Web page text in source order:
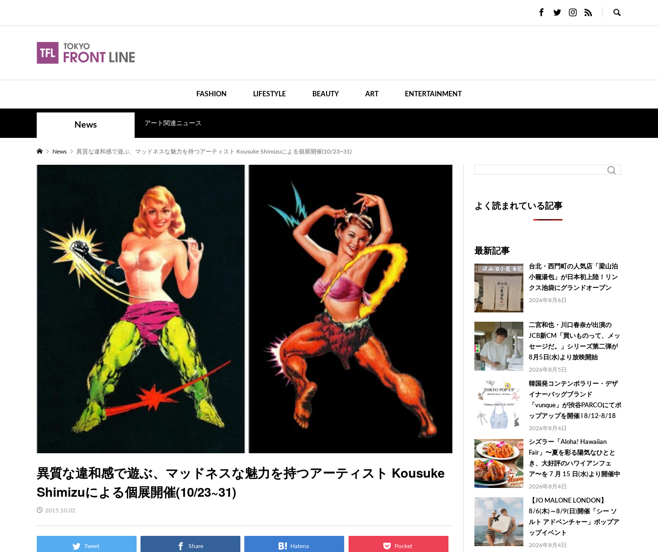
FASHION LIFESTYLE BEAUTY ART ENTERTAINMENT
News アート関連ニュース
News 異質な違和感で遊ぶ、マッドネスな魅力を持つアーティスト Kousuke Shimizuによる個展開催(10/23~31)
異質な違和感で遊ぶ、マッドネスな魅力を持つアーティスト Kousuke
Shimizuによる個展開催(10/23~31)
2015.10.02
Tweet Share Hatena Pocket
よく読まれている記事
最新記事
台北・西門町の人気店「梁山泊
小籠湯包」が日本初上陸！リン
クス池袋にグランドオープン
2026年8月6日
二宮和也・川口春奈が出演の
JCB新CM「買いものって、メッ
セージだ。」シリーズ第二弾が
8月5日(水)より放映開始
2026年8月5日
韓国発コンテンポラリー・デザ
イナーバッグブランド
「vunque」が渋谷PARCOにてポ
ップアップを開催 l 8/12-8/18
2026年8月4日
シズラー「Aloha! Hawaiian
Fair」〜夏を彩る陽気なひとと
き、大好評のハワイアンフェ
ア〜を 7 月 15 日(水)より開催中
2026年8月4日
【JO MALONE LONDON】
8/6(木)～8/9(日)開催「シー ソ
ルト アドベンチャー」ポップア
ップイベント
2026年8月4日